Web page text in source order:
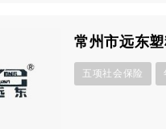
常州市远东
五项社会保险